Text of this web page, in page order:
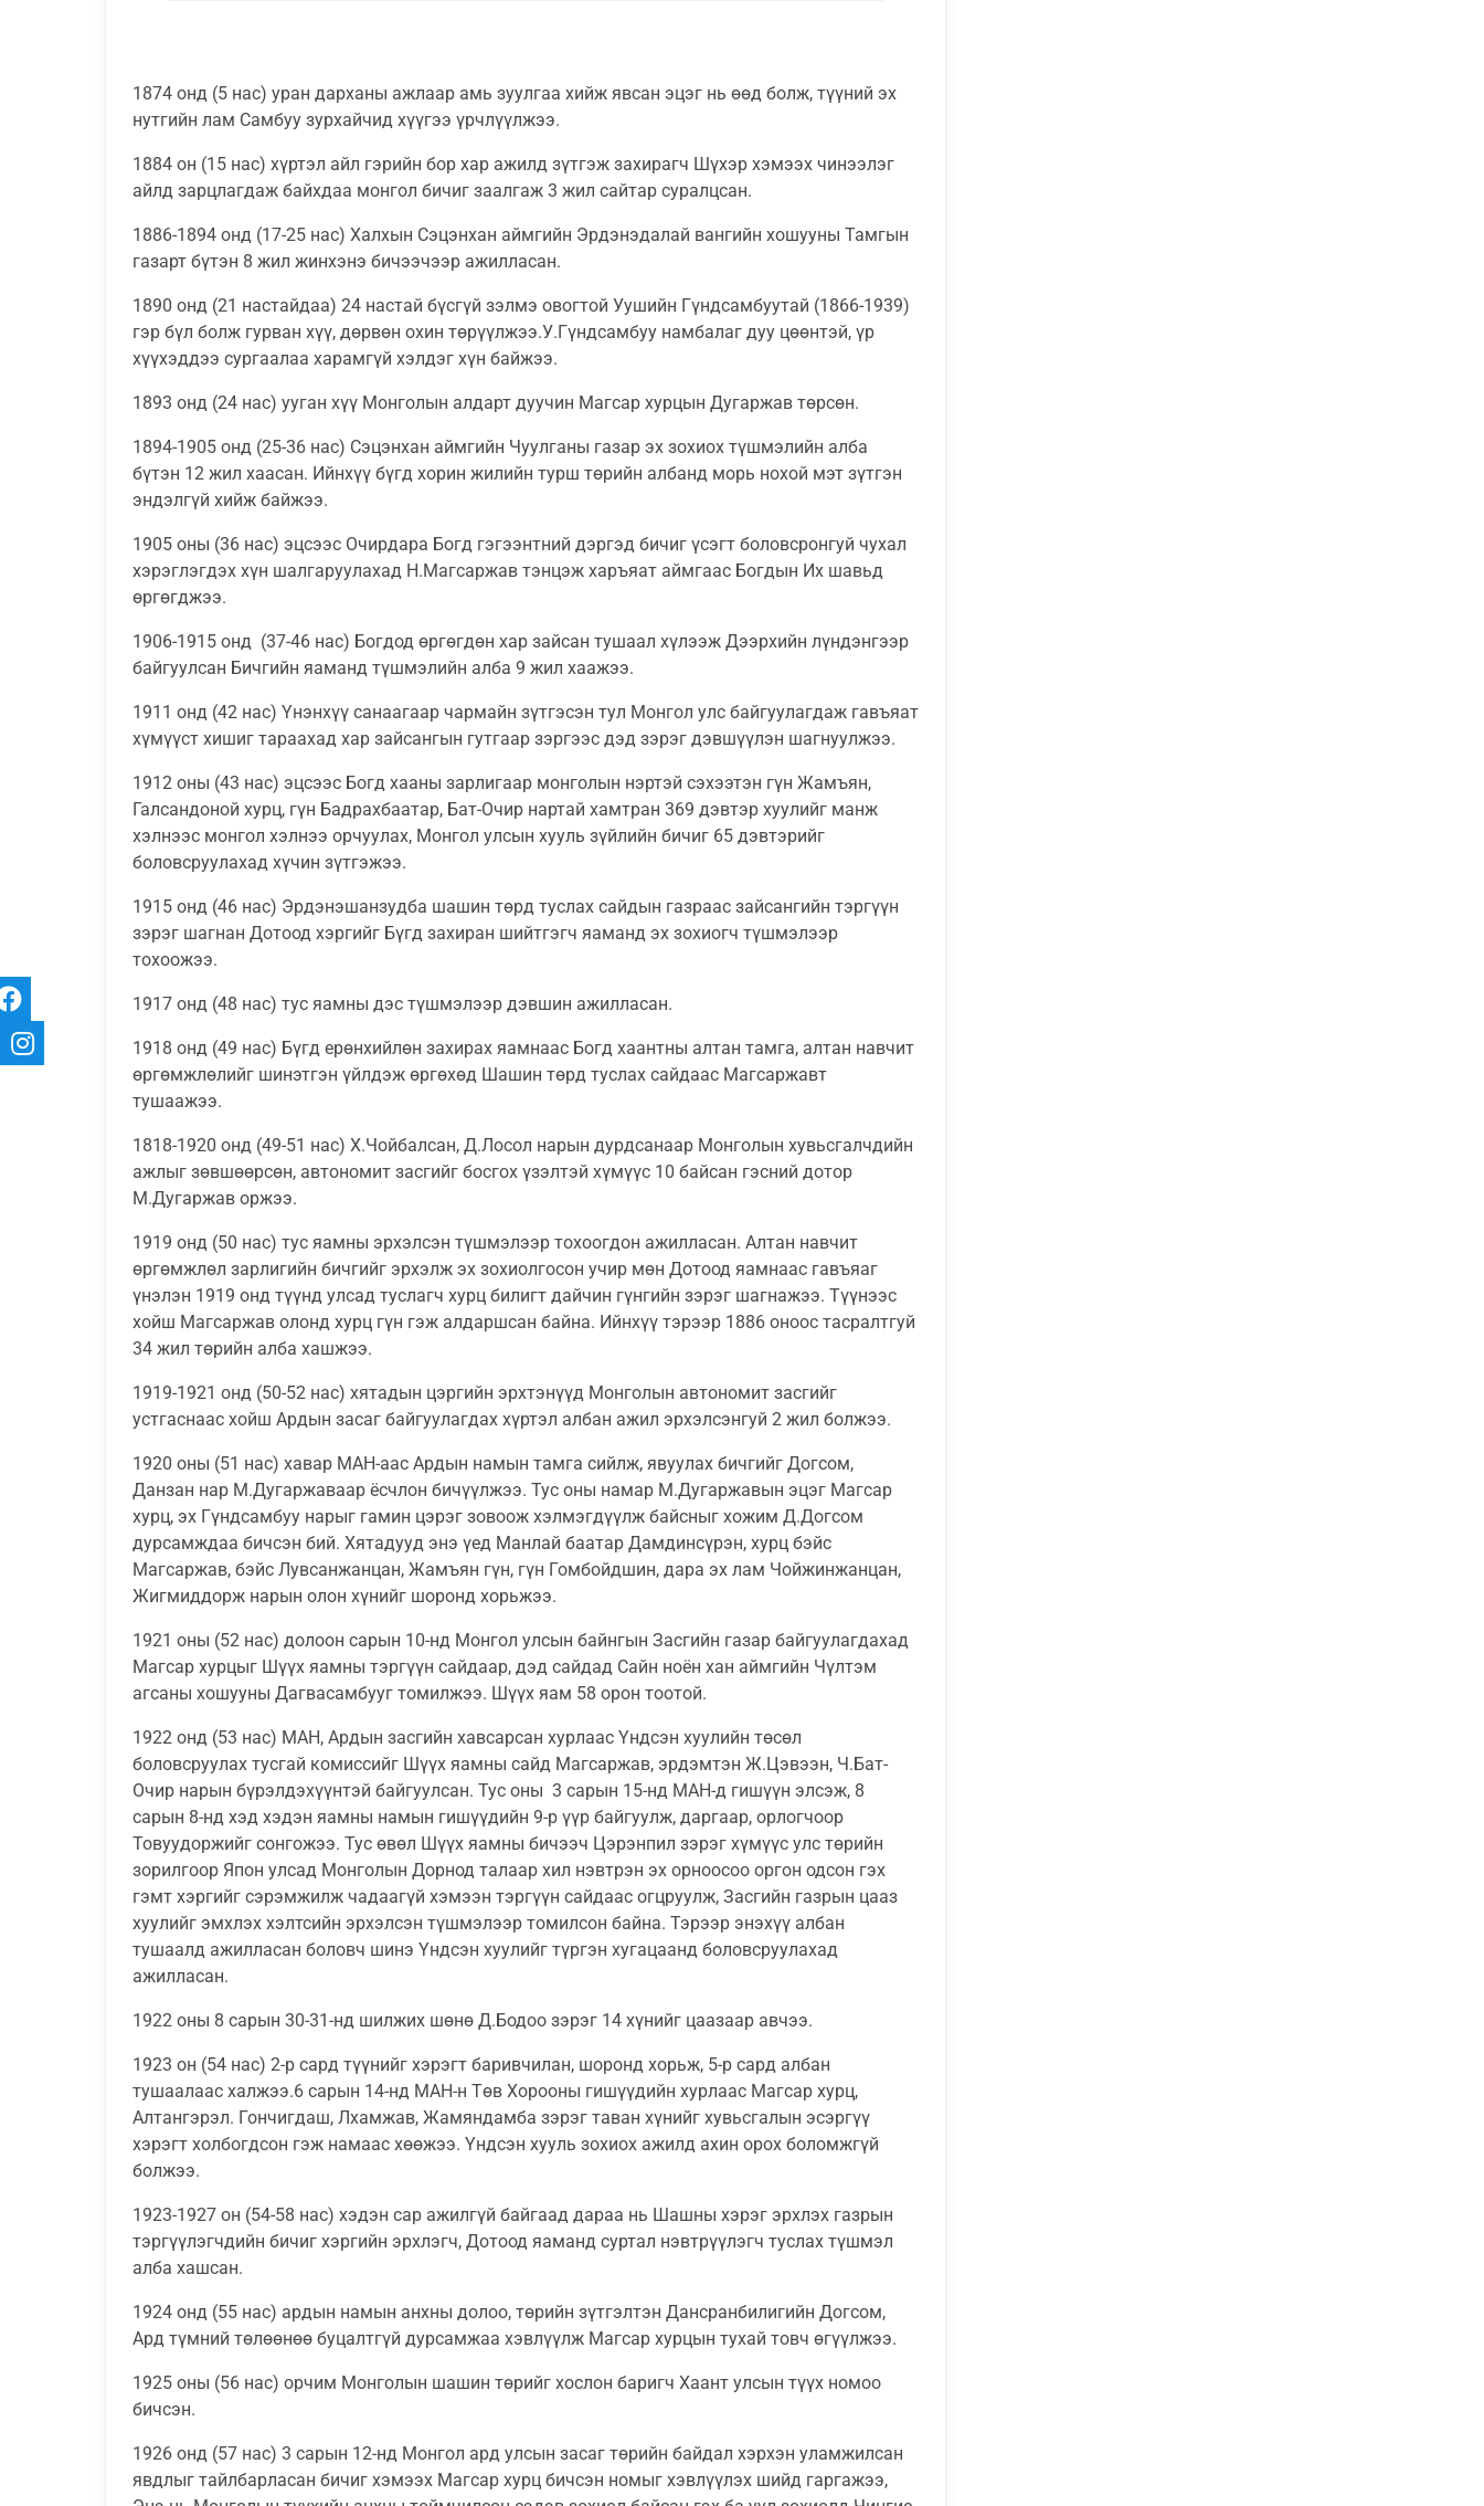
1874 онд (5 нас) уран дарханы ажлаар амь зуулгаа хийж явсан эцэг нь өөд болж, түүний эх
нутгийн лам Самбуу зурхайчид хүүгээ үрчлүүлжээ.
1884 он (15 нас) хүртэл айл гэрийн бор хар ажилд зүтгэж захирагч Шүхэр хэмээх чинээлэг
айлд зарцлагдаж байхдаа монгол бичиг заалгаж 3 жил сайтар суралцсан.
1886-1894 онд (17-25 нас) Халхын Сэцэнхан аймгийн Эрдэнэдалай вангийн хошууны Тамгын
газарт бүтэн 8 жил жинхэнэ бичээчээр ажилласан.
1890 онд (21 настайдаа) 24 настай бүсгүй зэлмэ овогтой Уушийн Гүндсамбуутай (1866-1939)
гэр бүл болж гурван хүү, дөрвөн охин төрүүлжээ.У.Гүндсамбуу намбалаг дуу цөөнтэй, үр
хүүхэддээ сургаалаа харамгүй хэлдэг хүн байжээ.
1893 онд (24 нас) ууган хүү Монголын алдарт дуучин Магсар хурцын Дугаржав төрсөн.
1894-1905 онд (25-36 нас) Сэцэнхан аймгийн Чуулганы газар эх зохиох түшмэлийн алба
бүтэн 12 жил хаасан. Ийнхүү бүгд хорин жилийн турш төрийн албанд морь нохой мэт зүтгэн
эндэлгүй хийж байжээ.
1905 оны (36 нас) эцсээс Очирдара Богд гэгээнтний дэргэд бичиг үсэгт боловсронгуй чухал
хэрэглэгдэх хүн шалгаруулахад Н.Магсаржав тэнцэж харъяат аймгаас Богдын Их шавьд
өргөгджээ.
1906-1915 онд (37-46 нас) Богдод өргөгдөн хар зайсан тушаал хүлээж Дээрхийн лүндэнгээр
байгуулсан Бичгийн яаманд түшмэлийн алба 9 жил хаажээ.
1911 онд (42 нас) Үнэнхүү санаагаар чармайн зүтгэсэн тул Монгол улс байгуулагдаж гавъяат
хүмүүст хишиг тараахад хар зайсангын гутгаар зэргээс дэд зэрэг дэвшүүлэн шагнуулжээ.
1912 оны (43 нас) эцсээс Богд хааны зарлигаар монголын нэртэй сэхээтэн гүн Жамъян,
Галсандоной хурц, гүн Бадрахбаатар, Бат-Очир нартай хамтран 369 дэвтэр хуулийг манж
хэлнээс монгол хэлнээ орчуулах, Монгол улсын хууль зүйлийн бичиг 65 дэвтэрийг
боловсруулахад хүчин зүтгэжээ.
1915 онд (46 нас) Эрдэнэшанзудба шашин төрд туслах сайдын газраас зайсангийн тэргүүн
зэрэг шагнан Дотоод хэргийг Бүгд захиран шийтгэгч яаманд эх зохиогч түшмэлээр
тохоожээ.
1917 онд (48 нас) тус яамны дэс түшмэлээр дэвшин ажилласан.
1918 онд (49 нас) Бүгд ерөнхийлөн захирах яамнаас Богд хаантны алтан тамга, алтан навчит
өргөмжлөлийг шинэтгэн үйлдэж өргөхөд Шашин төрд туслах сайдаас Магсаржавт
тушаажээ.
1818-1920 онд (49-51 нас) Х.Чойбалсан, Д.Лосол нарын дурдсанаар Монголын хувьсгалчдийн
ажлыг зөвшөөрсөн, автономит засгийг босгох үзэлтэй хүмүүс 10 байсан гэсний дотор
М.Дугаржав оржээ.
1919 онд (50 нас) тус яамны эрхэлсэн түшмэлээр тохоогдон ажилласан. Алтан навчит
өргөмжлөл зарлигийн бичгийг эрхэлж эх зохиолгосон учир мөн Дотоод яамнаас гавъяаг
үнэлэн 1919 онд түүнд улсад туслагч хурц билигт дайчин гүнгийн зэрэг шагнажээ. Түүнээс
хойш Магсаржав олонд хурц гүн гэж алдаршсан байна. Ийнхүү тэрээр 1886 оноос тасралтгуй
34 жил төрийн алба хашжээ.
1919-1921 онд (50-52 нас) хятадын цэргийн эрхтэнүүд Монголын автономит засгийг
устгаснаас хойш Ардын засаг байгуулагдах хүртэл албан ажил эрхэлсэнгуй 2 жил болжээ.
1920 оны (51 нас) хавар МАН-аас Ардын намын тамга сийлж, явуулах бичгийг Догсом,
Данзан нар М.Дугаржаваар ёсчлон бичүүлжээ. Тус оны намар М.Дугаржавын эцэг Магсар
хурц, эх Гүндсамбуу нарыг гамин цэрэг зовоож хэлмэгдүүлж байсныг хожим Д.Догсом
дурсамждаа бичсэн бий. Хятадууд энэ үед Манлай баатар Дамдинсүрэн, хурц бэйс
Магсаржав, бэйс Лувсанжанцан, Жамъян гүн, гүн Гомбойдшин, дара эх лам Чойжинжанцан,
Жигмиддорж нарын олон хүнийг шоронд хорьжээ.
1921 оны (52 нас) долоон сарын 10-нд Монгол улсын байнгын Засгийн газар байгуулагдахад
Магсар хурцыг Шүүх яамны тэргүүн сайдаар, дэд сайдад Сайн ноён хан аймгийн Чүлтэм
агсаны хошууны Дагвасамбууг томилжээ. Шүүх яам 58 орон тоотой.
1922 онд (53 нас) МАН, Ардын засгийн хавсарсан хурлаас Үндсэн хуулийн төсөл
боловсруулах тусгай комиссийг Шүүх яамны сайд Магсаржав, эрдэмтэн Ж.Цэвээн, Ч.Бат-
Очир нарын бүрэлдэхүүнтэй байгуулсан. Тус оны 3 сарын 15-нд МАН-д гишүүн элсэж, 8
сарын 8-нд хэд хэдэн яамны намын гишүүдийн 9-р үүр байгуулж, даргаар, орлогчоор
Товуудоржийг сонгожээ. Тус өвөл Шүүх яамны бичээч Цэрэнпил зэрэг хүмүүс улс төрийн
зорилгоор Япон улсад Монголын Дорнод талаар хил нэвтрэн эх орноосоо оргон одсон гэх
гэмт хэргийг сэрэмжилж чадаагүй хэмээн тэргүүн сайдаас огцруулж, Засгийн газрын цааз
хуулийг эмхлэх хэлтсийн эрхэлсэн түшмэлээр томилсон байна. Тэрээр энэхүү албан
тушаалд ажилласан боловч шинэ Үндсэн хуулийг түргэн хугацаанд боловсруулахад
ажилласан.
1922 оны 8 сарын 30-31-нд шилжих шөнө Д.Бодоо зэрэг 14 хүнийг цаазаар авчээ.
1923 он (54 нас) 2-р сард түүнийг хэрэгт баривчилан, шоронд хорьж, 5-р сард албан
тушаалаас халжээ.6 сарын 14-нд МАН-н Төв Хорооны гишүүдийн хурлаас Магсар хурц,
Алтангэрэл. Гончигдаш, Лхамжав, Жамяндамба зэрэг таван хүнийг хувьсгалын эсэргүү
хэрэгт холбогдсон гэж намаас хөөжээ. Үндсэн хууль зохиох ажилд ахин орох боломжгүй
болжээ.
1923-1927 он (54-58 нас) хэдэн сар ажилгүй байгаад дараа нь Шашны хэрэг эрхлэх газрын
тэргүүлэгчдийн бичиг хэргийн эрхлэгч, Дотоод яаманд суртал нэвтрүүлэгч туслах түшмэл
алба хашсан.
1924 онд (55 нас) ардын намын анхны долоо, төрийн зүтгэлтэн Дансранбилигийн Догсом,
Ард түмний төлөөнөө буцалтгүй дурсамжаа хэвлүүлж Магсар хурцын тухай товч өгүүлжээ.
1925 оны (56 нас) орчим Монголын шашин төрийг хослон баригч Хаант улсын түүх номоо
бичсэн.
1926 онд (57 нас) 3 сарын 12-нд Монгол ард улсын засаг төрийн байдал хэрхэн уламжилсан
явдлыг тайлбарласан бичиг хэмээх Магсар хурц бичсэн номыг хэвлүүлэх шийд гаргажээ,